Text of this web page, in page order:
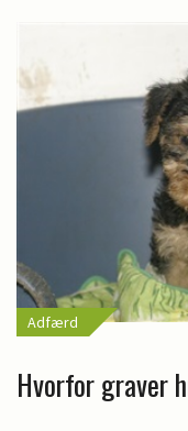
Adfærd
Hvorfor graver